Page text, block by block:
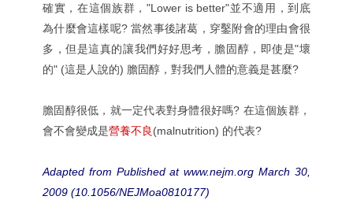
確實，在這個族群，"Lower is better"並不適用，到底
為什麼會這樣呢? 當然事後諸葛，穿鑿附會的理由會很
多，但是這真的讓我們好好思考，膽固醇，即使是"壞
的" (這是人說的) 膽固醇，對我們人體的意義是甚麼?
膽固醇很低，就一定代表對身體很好嗎? 在這個族群，
會不會變成是營養不良(malnutrition) 的代表?
Adapted from Published at www.nejm.org March 30,
2009 (10.1056/NEJMoa0810177)